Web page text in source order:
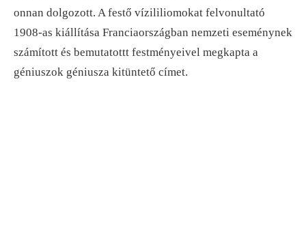
onnan dolgozott. A festő vízililiomokat felvonultató
1908-as kiállítása Franciaországban nemzeti eseménynek
számított és bemutatottt festményeivel megkapta a
géniuszok géniusza kitüntető címet.